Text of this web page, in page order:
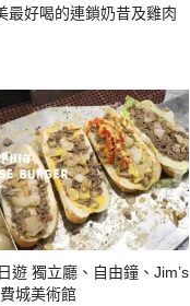
最好喝的連鎖奶昔及雞肉
遊 獨立廳、自由鐘、Jim’s
城美術館